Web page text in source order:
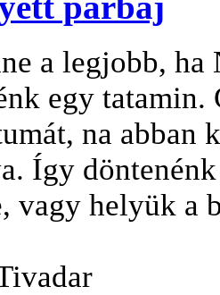
a legjobb, ha
egy
na abban
Így
vagy helyük a